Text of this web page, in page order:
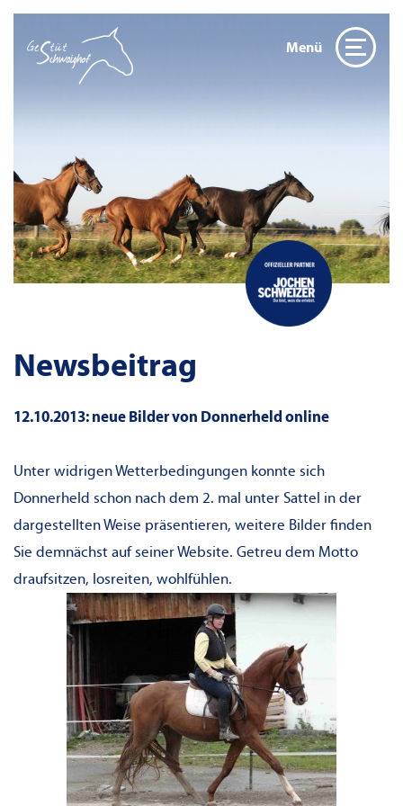
Menü
Newsbeitrag
12.10.2013: neue Bilder von Donnerheld online
Unter widrigen Wetterbedingungen konnte sich
Donnerheld schon nach dem 2. mal unter Sattel in der
dargestellten Weise präsentieren, weitere Bilder finden
Sie demnächst auf seiner Website. Getreu dem Motto
draufsitzen, losreiten, wohlfühlen.